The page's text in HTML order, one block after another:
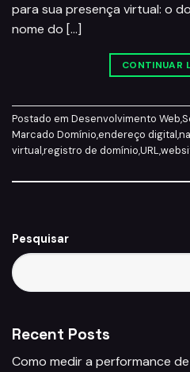
para sua presença virtual: o
nome do […]
CONTINUAR
Postado em Desenvolvimento Web,
Marcado Domínio,endereço digital,
virtual,registro de domínio,URL,
Pesquisar
Recent Posts
Como medir a performance